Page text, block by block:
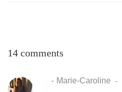
14 comments
Marie-Caroline